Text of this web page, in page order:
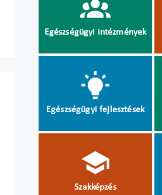
Egészségügyi intézmények
Egészségügyi fejlesztések
Szakképzés